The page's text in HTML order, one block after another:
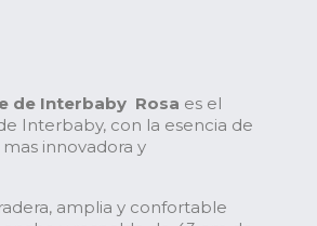
de Interbaby Rosa es el
Interbaby, con la esencia de
innovadora y
amplia y confortable